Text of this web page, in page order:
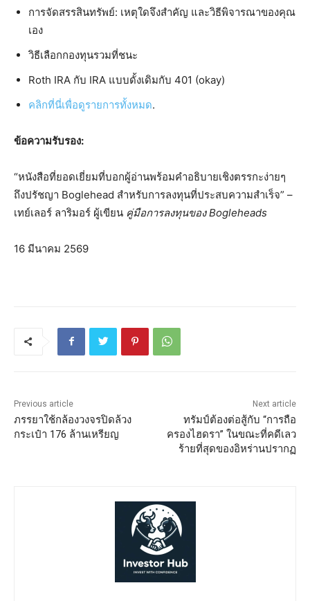
การจัดสรรสินทรัพย์: เหตุใดจึงสำคัญ และวิธีพิจารณาของคุณ
เอง
วิธีเลือกกองทุนรวมที่ชนะ
Roth IRA กับ IRA แบบดั้งเดิมกับ 401 (okay)
คลิกที่นี่เพื่อดูรายการทั้งหมด.
ข้อความรับรอง:
“หนังสือที่ยอดเยี่ยมที่บอกผู้อ่านพร้อมคำอธิบายเชิงตรรกะง่ายๆ
ถึงปรัชญา Boglehead สำหรับการลงทุนที่ประสบความสำเร็จ” –
เทย์เลอร์ ลาริมอร์ ผู้เขียน คู่มือการลงทุนของ Bogleheads
16 มีนาคม 2569
Previous article
ภรรยาใช้กล้องวงจรปิดล้วง
กระเป๋า 176 ล้านเหรียญ
Next article
ทรัมป์ต้องต่อสู้กับ “การถือ
ครองไฮดรา” ในขณะที่คดีเลว
ร้ายที่สุดของอิหร่านปรากฏ